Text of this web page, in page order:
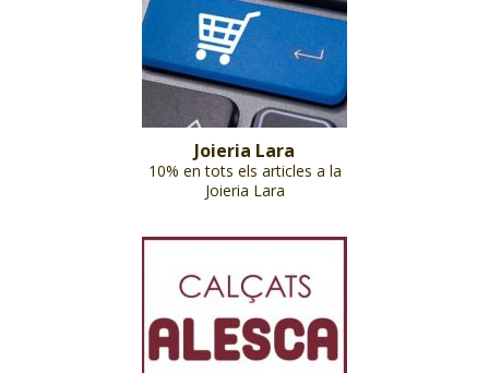
Joieria Lara
10% en tots els articles a la
Joieria Lara